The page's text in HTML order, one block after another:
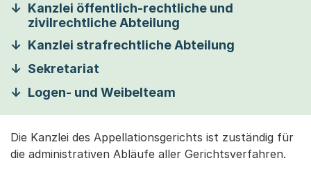
Kanzlei öffentlich-rechtliche und
zivilrechtliche Abteilung
Kanzlei strafrechtliche Abteilung
Sekretariat
Logen- und Weibelteam
Die Kanzlei des Appellationsgerichts ist zuständig für
die administrativen Abläufe aller Gerichtsverfahren.